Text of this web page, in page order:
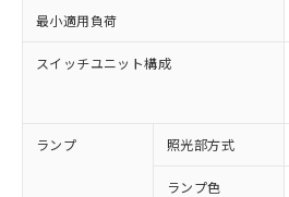
最小適用負荷
スイッチユニット構成
ランプ 照光部方式
ランプ色
対応済み：EU RoHS指
非含有に対応した製品が提